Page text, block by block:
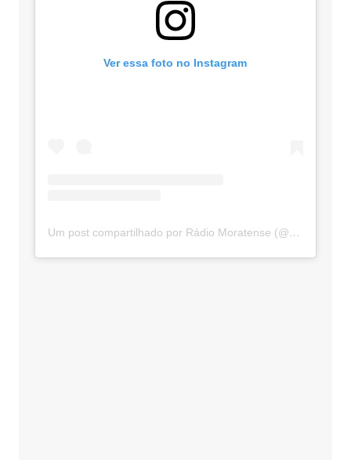
Ver essa foto no Instagram
Um post compartilhado por Rádio Moratense (@radio_moratense)